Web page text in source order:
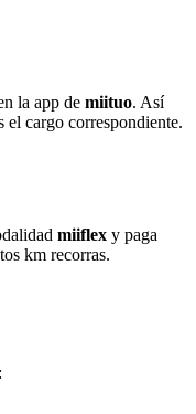
la app de miituo. Así
el cargo correspondiente.
miiflex y paga
km recorras.